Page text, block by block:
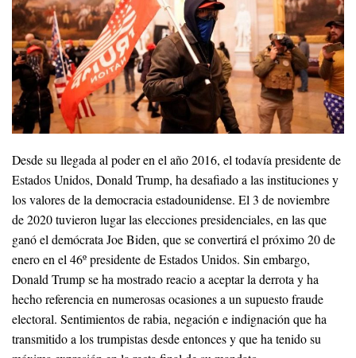
Desde su llegada al poder en el año 2016, el todavía presidente de
Estados Unidos, Donald Trump, ha desafiado a las instituciones y
los valores de la democracia estadounidense. El 3 de noviembre
de 2020 tuvieron lugar las elecciones presidenciales, en las que
ganó el demócrata Joe Biden, que se convertirá el próximo 20 de
enero en el 46º presidente de Estados Unidos. Sin embargo,
Donald Trump se ha mostrado reacio a aceptar la derrota y ha
hecho referencia en numerosas ocasiones a un supuesto fraude
electoral. Sentimientos de rabia, negación e indignación que ha
transmitido a los trumpistas desde entonces y que ha tenido su